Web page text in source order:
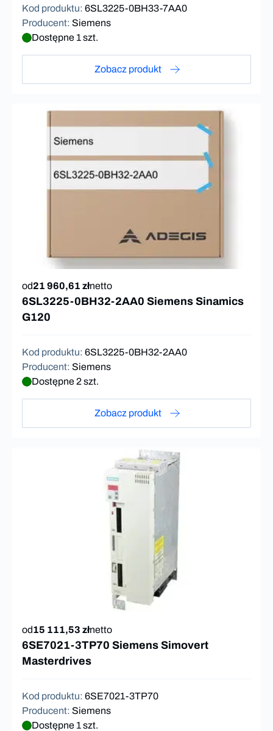
Kod produktu: 6SL3225-0BH33-7AA0
Producent: Siemens
Dostępne 1 szt.
Zobacz produkt
od21 960,61 złnetto
6SL3225-0BH32-2AA0 Siemens Sinamics
G120
Kod produktu: 6SL3225-0BH32-2AA0
Producent: Siemens
Dostępne 2 szt.
Zobacz produkt
od15 111,53 złnetto
6SE7021-3TP70 Siemens Simovert
Masterdrives
Kod produktu: 6SE7021-3TP70
Producent: Siemens
Dostępne 1 szt.